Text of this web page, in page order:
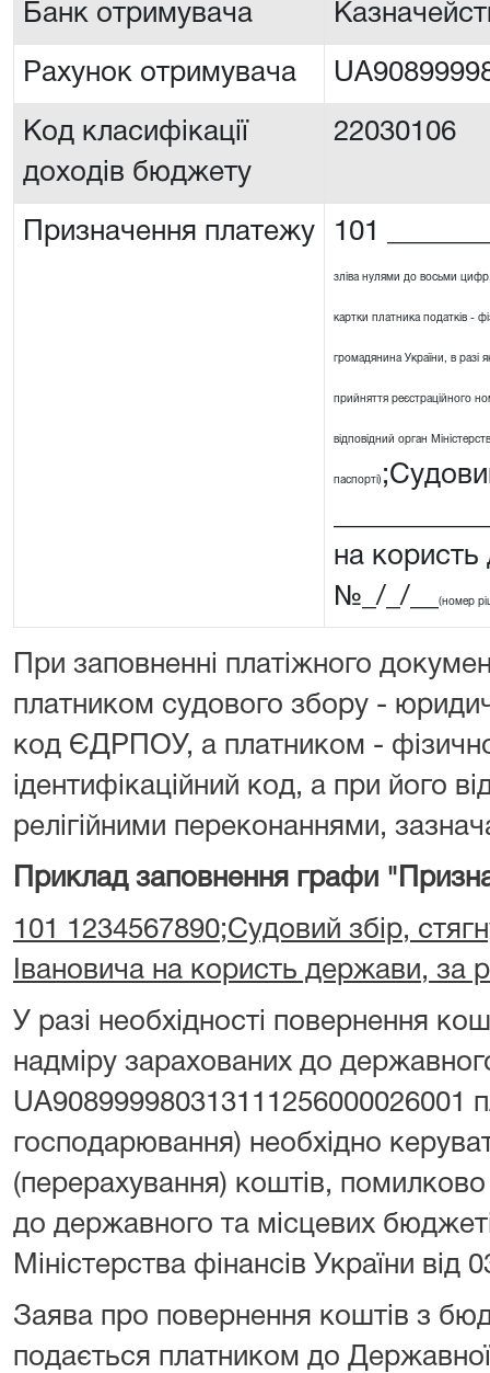
Банк отримувача
Рахунок отримувача
Код класифікації
доходів бюджету
22030106
Призначення платежу 101
зліва нулями до восьми
картки платника податків -
громадянина України, в разі
прийняття реєстраційного
відповідний орган
паспорті)
на
№_/_/__
(номер
При заповненні платіжного
платником судового збору -
код ЄДРПОУ, а платником -
ідентифікаційний код, а при його
релігійними переконаннями,
Приклад заповнення графи
101 1234567890;Судовий збір,
Івановича на користь держави,
У разі необхідності повернення
надміру зарахованих до
UA908999980313111256000026001
господарювання) необхідно
(перерахування) коштів,
до державного та місцевих
Міністерства фінансів України
Заява про повернення коштів з
подається платником до Державної